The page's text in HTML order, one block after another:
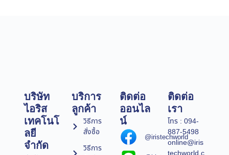
บริษัท
ไอริส
เทคโนโ
ลยี
จำกัด
บริการ
ลูกค้า
วิธีการ
สั่งซื้อ
วิธีการ
ติดต่อ
ออนไล
น์
@iristechworld
ติดต่อ
เรา
โทร : 094-
887-5498
online@iris